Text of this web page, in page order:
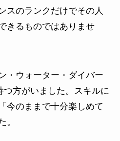
スのランクだけでその人
きるものではありませ
・ウォーター・ダイバー
つ方がいました。スキルに
今のままで十分楽しめて
。